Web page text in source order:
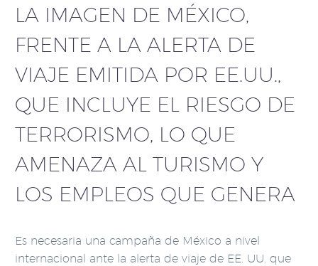
LA IMAGEN DE MÉXICO,
FRENTE A LA ALERTA DE
VIAJE EMITIDA POR EE.UU.,
QUE INCLUYE EL RIESGO DE
TERRORISMO, LO QUE
AMENAZA AL TURISMO Y
LOS EMPLEOS QUE GENERA
Es necesaria una campaña de México a nivel
internacional ante la alerta de viaje de EE. UU. que